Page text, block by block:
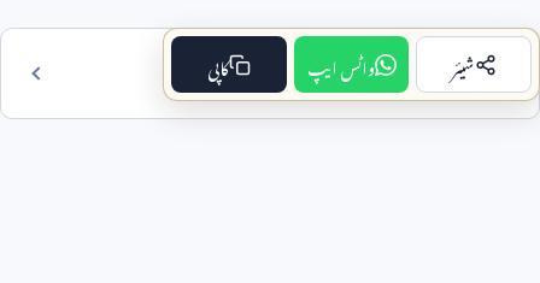
فہرست مضمون
شیئر واٹس ایپ کاپی